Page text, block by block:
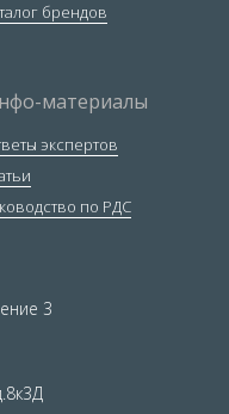
брендов
материалы
экспертов
по РДС
3